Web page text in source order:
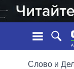
Слово и